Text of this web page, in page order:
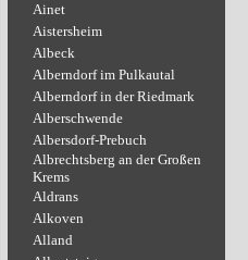
Ainet
Aistersheim
Albeck
Alberndorf im Pulkautal
Alberndorf in der Riedmark
Alberschwende
Albersdorf-Prebuch
Albrechtsberg an der Großen
Krems
Aldrans
Alkoven
Alland